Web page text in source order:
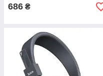
686 ₴